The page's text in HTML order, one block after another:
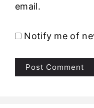
email.
Notify me of